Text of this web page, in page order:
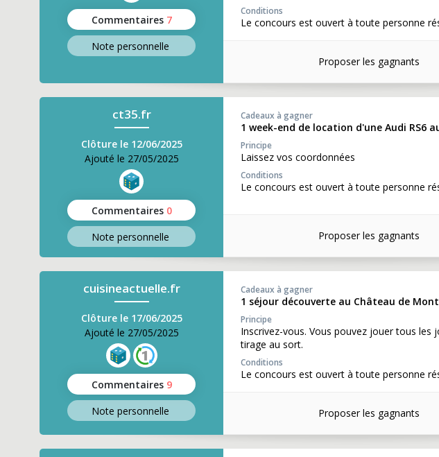
Commentaires 7
Note personnelle
Conditions
Le concours est ouvert à toute personne
Proposer les gagnants
ct35.fr
Clôture le 12/06/2025
Ajouté le 27/05/2025
Commentaires 0
Note personnelle
Cadeaux à gagner
1 week-end de location d'une Audi RS6
Principe
Laissez vos coordonnées
Conditions
Le concours est ouvert à toute personne
Proposer les gagnants
cuisineactuelle.fr
Clôture le 17/06/2025
Ajouté le 27/05/2025
Commentaires 9
Note personnelle
Cadeaux à gagner
1 séjour découverte au Château de
Principe
Inscrivez-vous. Vous pouvez jouer tous
tirage au sort.
Conditions
Le concours est ouvert à toute personne
Proposer les gagnants